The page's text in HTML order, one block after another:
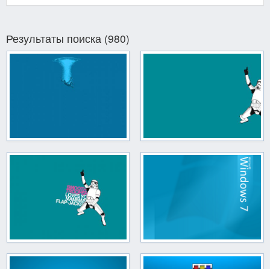
Результаты поиска (980)